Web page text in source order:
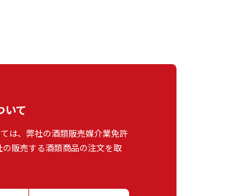
いて
は、弊社の酒類販売媒介業免許
販売する酒類商品の注文を取